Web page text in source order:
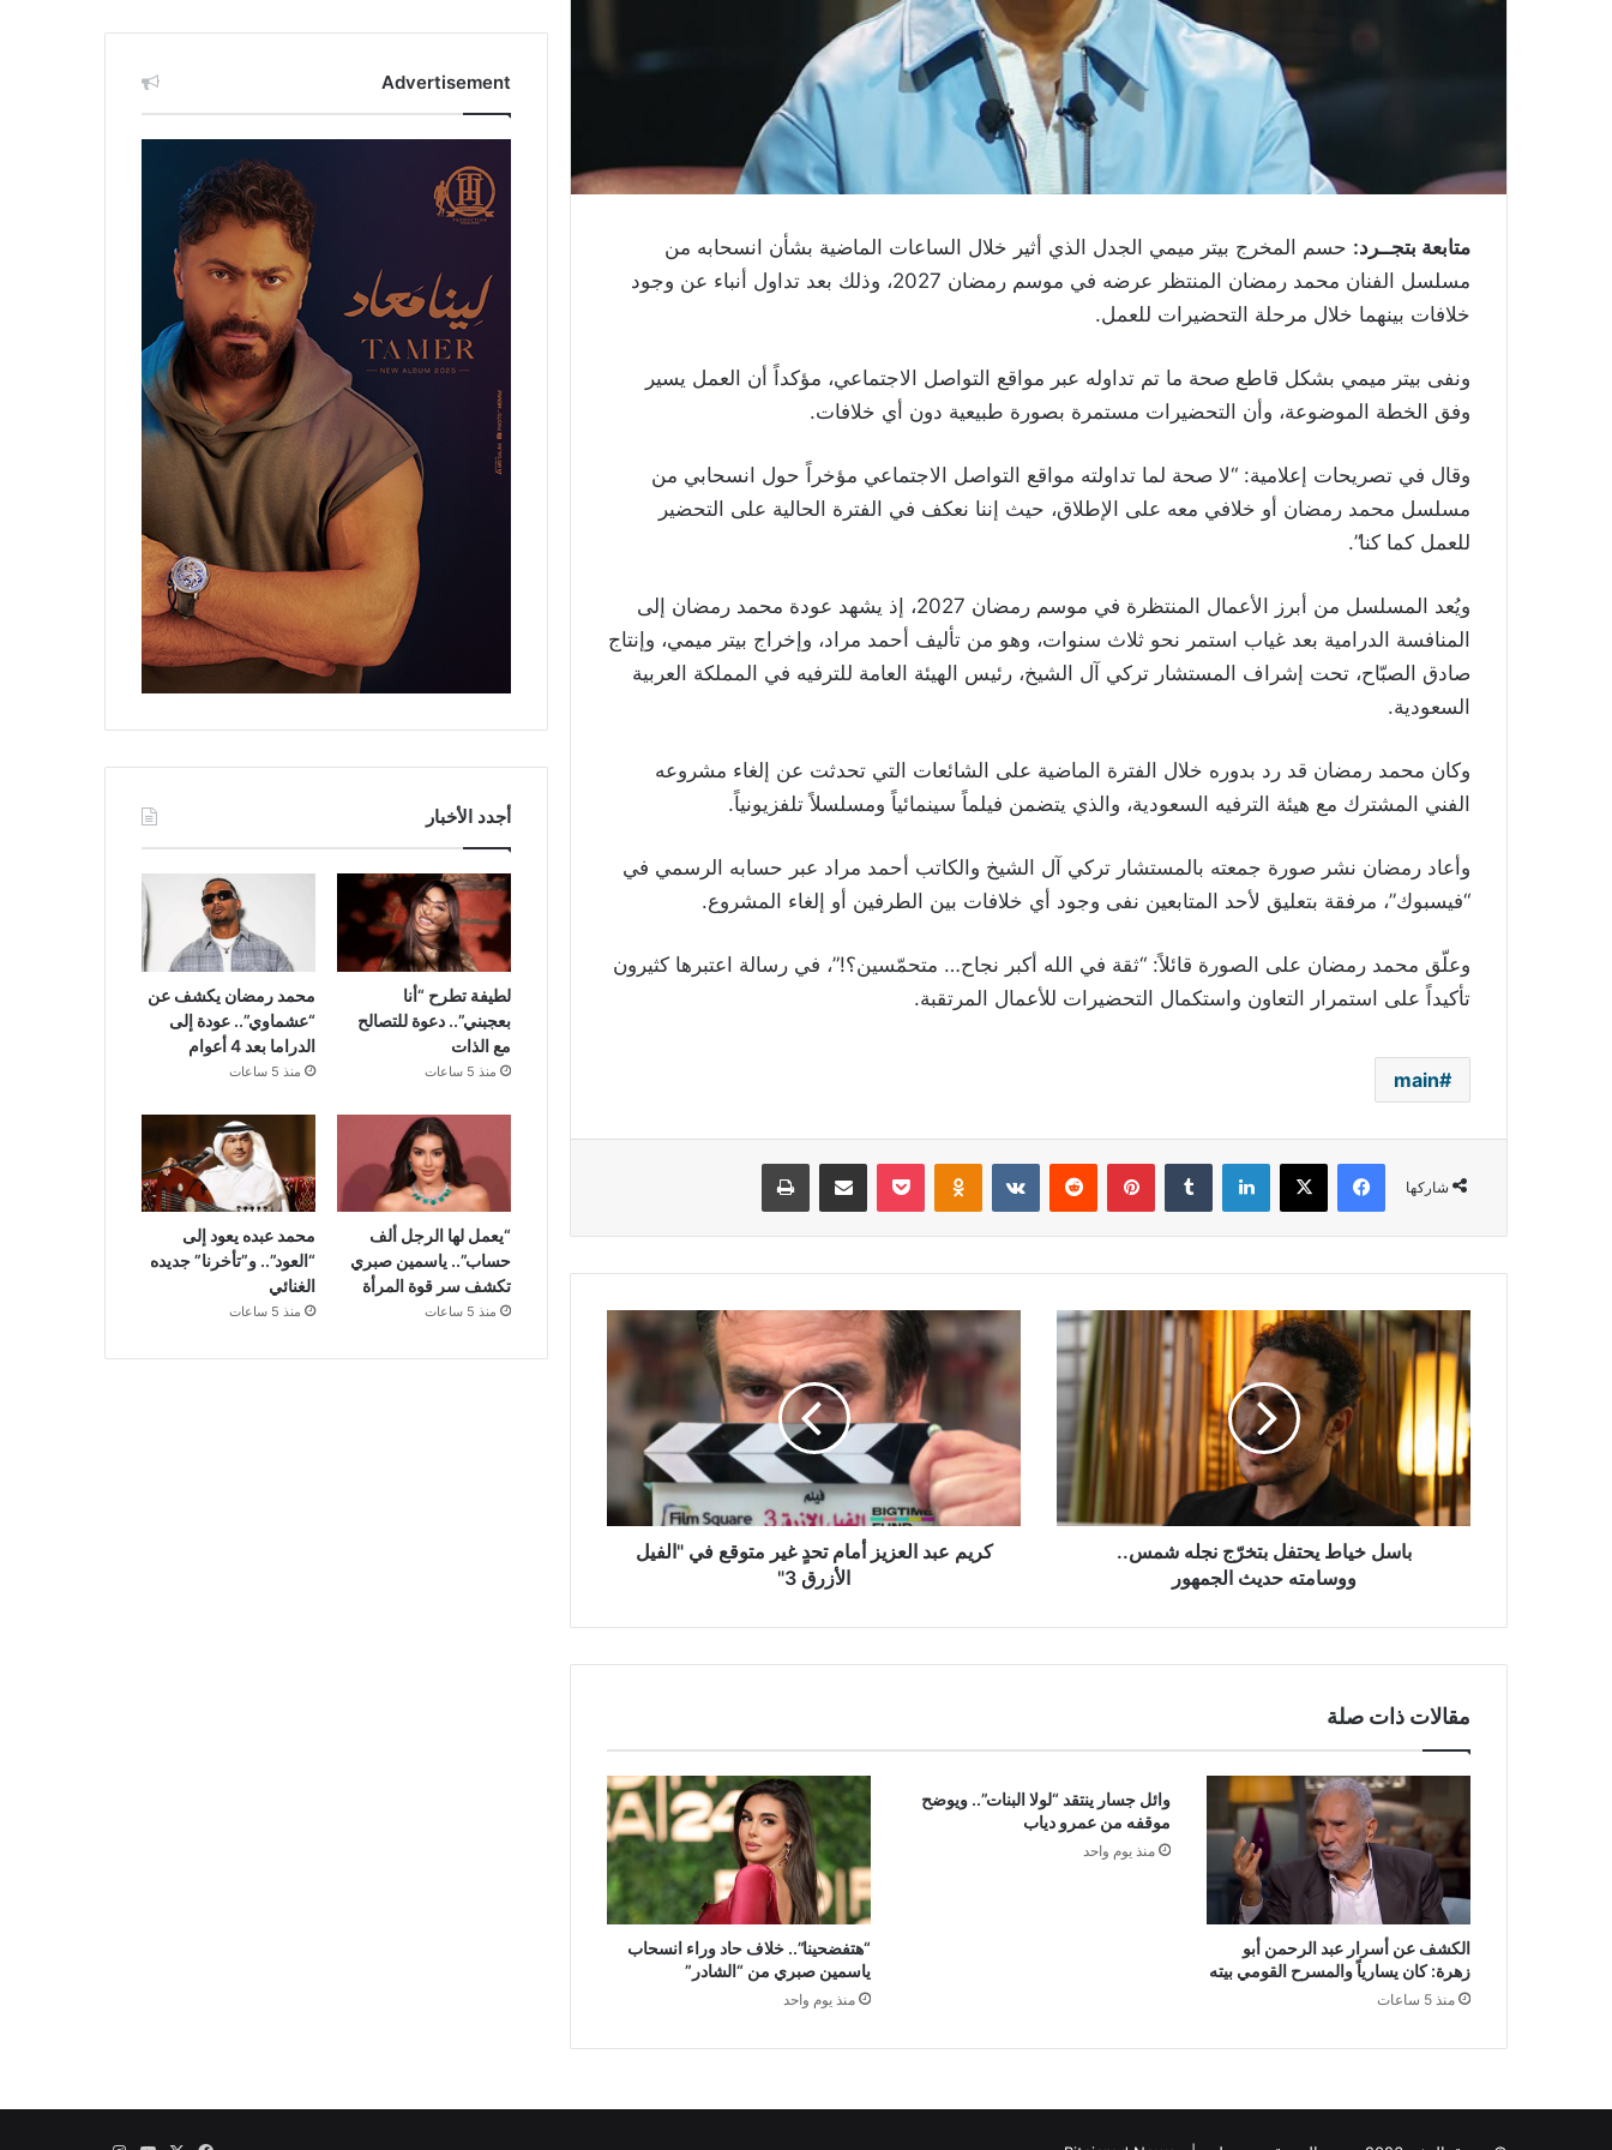
متابعة بتجــرد: حسم المخرج بيتر ميمي الجدل الذي أثير خلال الساعات الماضية بشأن انسحابه من
مسلسل الفنان محمد رمضان المنتظر عرضه في موسم رمضان 2027، وذلك بعد تداول أنباء عن وجود
خلافات بينهما خلال مرحلة التحضيرات للعمل.
ونفى بيتر ميمي بشكل قاطع صحة ما تم تداوله عبر مواقع التواصل الاجتماعي، مؤكداً أن العمل يسير
وفق الخطة الموضوعة، وأن التحضيرات مستمرة بصورة طبيعية دون أي خلافات.
وقال في تصريحات إعلامية: “لا صحة لما تداولته مواقع التواصل الاجتماعي مؤخراً حول انسحابي من
مسلسل محمد رمضان أو خلافي معه على الإطلاق، حيث إننا نعكف في الفترة الحالية على التحضير
للعمل كما كنا”.
ويُعد المسلسل من أبرز الأعمال المنتظرة في موسم رمضان 2027، إذ يشهد عودة محمد رمضان إلى
المنافسة الدرامية بعد غياب استمر نحو ثلاث سنوات، وهو من تأليف أحمد مراد، وإخراج بيتر ميمي، وإنتاج
صادق الصبّاح، تحت إشراف المستشار تركي آل الشيخ، رئيس الهيئة العامة للترفيه في المملكة العربية
السعودية.
وكان محمد رمضان قد رد بدوره خلال الفترة الماضية على الشائعات التي تحدثت عن إلغاء مشروعه
الفني المشترك مع هيئة الترفيه السعودية، والذي يتضمن فيلماً سينمائياً ومسلسلاً تلفزيونياً.
وأعاد رمضان نشر صورة جمعته بالمستشار تركي آل الشيخ والكاتب أحمد مراد عبر حسابه الرسمي في
“فيسبوك”، مرفقة بتعليق لأحد المتابعين نفى وجود أي خلافات بين الطرفين أو إلغاء المشروع.
وعلّق محمد رمضان على الصورة قائلاً: “ثقة في الله أكبر نجاح… متحمّسين؟!”، في رسالة اعتبرها كثيرون
تأكيداً على استمرار التعاون واستكمال التحضيرات للأعمال المرتقبة.
main
شاركها
فيسبوك ‫X لينكدإن بينتيريست Odnoklassniki
‫Pocket مشاركة عبر البريد طباعة
باسل
خياط
يحتفل
بتخرّج
نجله
شمس..
ووسامته
حديث
الجمهور
باسل خياط يحتفل بتخرّج نجله شمس..
ووسامته حديث الجمهور
كريم
عبد
العزيز
أمام
غير
متوقع
في
"الفيل
الأزرقكريم عبد العزيز أمام تحدٍ غير متوقع في "الفيل
الأزرق 3"
مقالات ذات صلة
الكشف عن أسرار عبد الرحمن أبو
زهرة: كان يسارياً والمسرح القومي بيته
منذ 5 ساعات
وائل جسار ينتقد “لولا البنات”.. ويوضح
موقفه من عمرو دياب
منذ يوم واحد
“هتفضحينا”.. خلاف حاد وراء انسحاب
ياسمين صبري من “الشادر”
منذ يوم واحد
Advertisement
أجدد الأخبار
لطيفة تطرح “أنا
بعجبني”.. دعوة للتصالح
مع الذات
منذ 5 ساعات
محمد رمضان يكشف عن
“عشماوي”.. عودة إلى
الدراما بعد 4 أعوام
منذ 5 ساعات
“يعمل لها الرجل ألف
حساب”.. ياسمين صبري
تكشف سر قوة المرأة
منذ 5 ساعات
محمد عبده يعود إلى
“العود”.. و”تأخرنا” جديده
الغنائي
منذ 5 ساعات